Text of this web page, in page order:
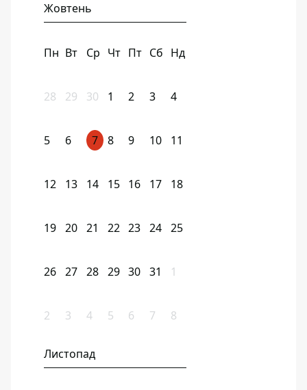
Жовтень
Пн Вт Ср Чт Пт Сб Нд
28 29 30 1 2 3 4
5 6 7 8 9 10 11
12 13 14 15 16 17 18
19 20 21 22 23 24 25
26 27 28 29 30 31 1
2 3 4 5 6 7 8
Листопад